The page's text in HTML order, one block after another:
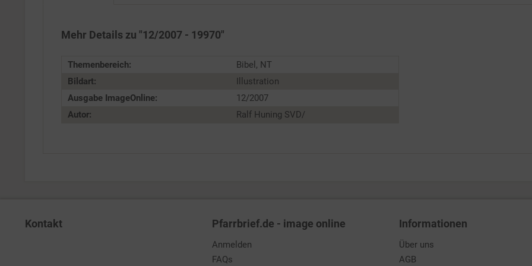
Mehr Details zu "12/2007 - 19970"
Themenbereich:
Bibel, NT
Bildart:
Illustration
Ausgabe ImageOnline:
12/2007
Autor:
Ralf Huning SVD/
Kontakt Pfarrbrief.de - image online
Anmelden
FAQs
Informationen
Über uns
AGB
Service